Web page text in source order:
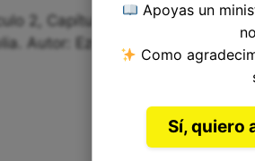
2, Capítulo 43, Libro de
Autor: Ezequiel.
Apoyas un
Como
Sí, quiero